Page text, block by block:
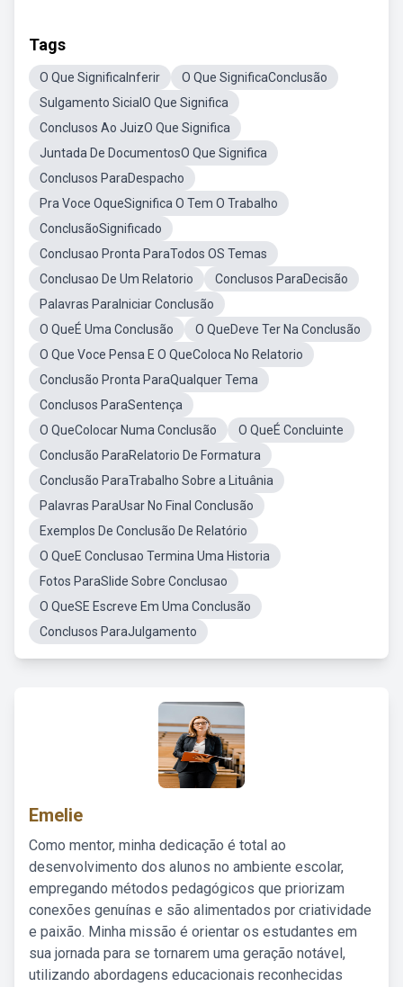
Tags
O Que SignificaInferir
O Que SignificaConclusão
Sulgamento SicialO Que Significa
Conclusos Ao JuizO Que Significa
Juntada De DocumentosO Que Significa
Conclusos ParaDespacho
Pra Voce OqueSignifica O Tem O Trabalho
ConclusãoSignificado
Conclusao Pronta ParaTodos OS Temas
Conclusao De Um Relatorio
Conclusos ParaDecisão
Palavras ParaIniciar Conclusão
O QueÉ Uma Conclusão
O QueDeve Ter Na Conclusão
O Que Voce Pensa E O QueColoca No Relatorio
Conclusão Pronta ParaQualquer Tema
Conclusos ParaSentença
O QueColocar Numa Conclusão
O QueÉ Concluinte
Conclusão ParaRelatorio De Formatura
Conclusão ParaTrabalho Sobre a Lituânia
Palavras ParaUsar No Final Conclusão
Exemplos De Conclusão De Relatório
O QueE Conclusao Termina Uma Historia
Fotos ParaSlide Sobre Conclusao
O QueSE Escreve Em Uma Conclusão
Conclusos ParaJulgamento
Emelie
Como mentor, minha dedicação é total ao
desenvolvimento dos alunos no ambiente escolar,
empregando métodos pedagógicos que priorizam
conexões genuínas e são alimentados por criatividade
e paixão. Minha missão é orientar os estudantes em
sua jornada para se tornarem uma geração notável,
utilizando abordagens educacionais reconhecidas